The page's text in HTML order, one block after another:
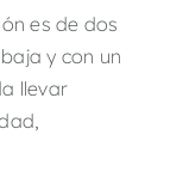
es de dos
y con un
llevar